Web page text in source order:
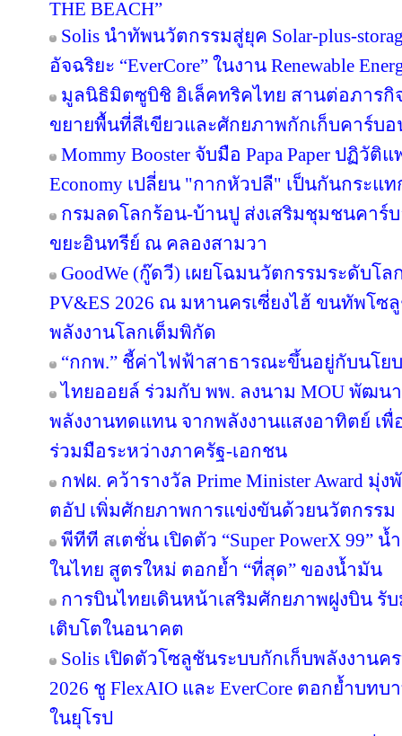
THE BEACH”
Solis นำทัพนวัตกรรมสู่ยุค Solar-plus-
อัจฉริยะ “EverCore” ในงาน Renewable
มูลนิธิมิตซูบิชิ อิเล็คทริคไทย สานต่อภาร
ขยายพื้นที่สีเขียวและศักยภาพกักเก็บคาร์บอ
Mommy Booster จับมือ Papa Paper ปฏิวัติ
Economy เปลี่ยน "กากหัวปลี" เป็นกันกระแ
กรมลดโลกร้อน-บ้านปู ส่งเสริมชุมชนคาร์
ขยะอินทรีย์ ณ คลองสามวา
GoodWe (กู๊ดวี) เผยโฉมนวัตกรรมระดับโล
PV&ES 2026 ณ มหานครเซี่ยงไฮ้ ขนทัพโ
พลังงานโลกเต็มพิกัด
“กกพ.” ชี้ค่าไฟฟ้าสาธารณะขึ้นอยู่กับนโย
ไทยออยล์ ร่วมกับ พพ. ลงนาม MOU พัฒนา
พลังงานทดแทน จากพลังงานแสงอาทิตย์ เพื่
ร่วมมือระหว่างภาครัฐ-เอกชน
กฟผ. คว้ารางวัล Prime Minister Award มุ่
ตอัป เพิ่มศักยภาพการแข่งขันด้วยนวัตกรรม
พีทีที สเตชั่น เปิดตัว “Super PowerX 99”
ในไทย สูตรใหม่ ตอกย้ำ “ที่สุด” ของน้ำมัน
การบินไทยเดินหน้าเสริมศักยภาพฝูงบิน รับ
เติบโตในอนาคต
Solis เปิดตัวโซลูชันระบบกักเก็บพลังงานคร
2026 ชู FlexAIO และ EverCore ตอกย้ำบท
ในยุโรป